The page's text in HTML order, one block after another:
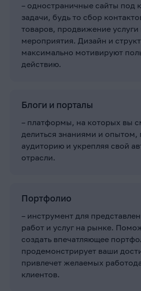
– одностраничные сайты под
задачи, будь то сбор
товаров, продвижение услуги
мероприятия. Дизайн и
максимально мотивируют
действию.
Блоги и порталы
– платформы, на которых вы
делиться знаниями и опытом,
аудиторию и укрепляя свой
отрасли.
Портфолио
– инструмент для
работ и услуг на рынке.
создать впечатляющее
продемонстрирует ваши
привлечет желаемых
клиентов.